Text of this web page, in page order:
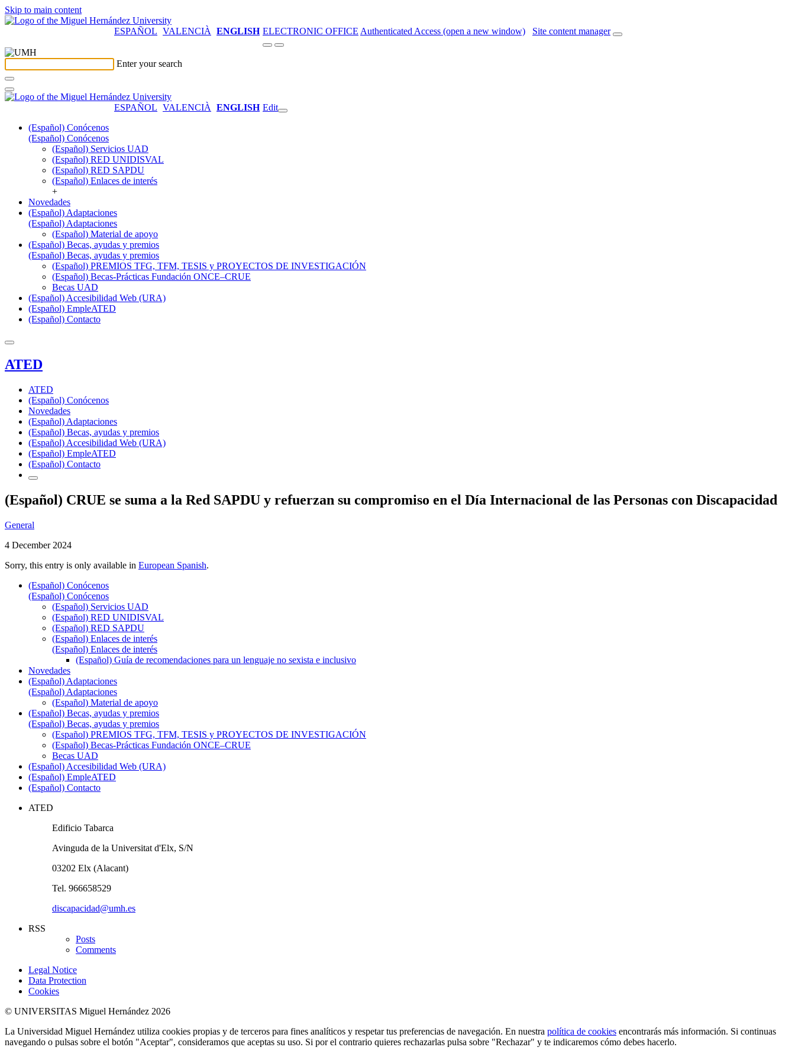
Skip to main content
ESPAÑOL VALENCIÀ ENGLISH ELECTRONIC OFFICE Authenticated Access (open a new window) Site content manager
Enter your search
ESPAÑOL VALENCIÀ ENGLISH Edit
(Español) Conócenos
(Español) Conócenos
(Español) Servicios UAD
(Español) RED UNIDISVAL
(Español) RED SAPDU
(Español) Enlaces de interés
+
Novedades
(Español) Adaptaciones
(Español) Adaptaciones
(Español) Material de apoyo
(Español) Becas, ayudas y premios
(Español) Becas, ayudas y premios
(Español) PREMIOS TFG, TFM, TESIS y PROYECTOS DE INVESTIGACIÓN
(Español) Becas-Prácticas Fundación ONCE–CRUE
Becas UAD
(Español) Accesibilidad Web (URA)
(Español) EmpleATED
(Español) Contacto
ATED
ATED
(Español) Conócenos
Novedades
(Español) Adaptaciones
(Español) Becas, ayudas y premios
(Español) Accesibilidad Web (URA)
(Español) EmpleATED
(Español) Contacto
(Español) CRUE se suma a la Red SAPDU y refuerzan su compromiso en el Día Internacional de las Personas con Discapacidad
General
4 December 2024
Sorry, this entry is only available in European Spanish.
(Español) Conócenos
(Español) Conócenos
(Español) Servicios UAD
(Español) RED UNIDISVAL
(Español) RED SAPDU
(Español) Enlaces de interés
(Español) Enlaces de interés
(Español) Guía de recomendaciones para un lenguaje no sexista e inclusivo
Novedades
(Español) Adaptaciones
(Español) Adaptaciones
(Español) Material de apoyo
(Español) Becas, ayudas y premios
(Español) Becas, ayudas y premios
(Español) PREMIOS TFG, TFM, TESIS y PROYECTOS DE INVESTIGACIÓN
(Español) Becas-Prácticas Fundación ONCE–CRUE
Becas UAD
(Español) Accesibilidad Web (URA)
(Español) EmpleATED
(Español) Contacto
ATED
Edificio Tabarca
Avinguda de la Universitat d'Elx, S/N
03202 Elx (Alacant)
Tel. 966658529
discapacidad@umh.es
RSS
Posts
Comments
Legal Notice
Data Protection
Cookies
© UNIVERSITAS Miguel Hernández 2026
La Universidad Miguel Hernández utiliza cookies propias y de terceros para fines analíticos y respetar tus preferencias de navegación. En nuestra política de cookies encontrarás más información. Si continuas
navegando o pulsas sobre el botón "Aceptar", consideramos que aceptas su uso. Si por el contrario quieres rechazarlas pulsa sobre "Rechazar" y te indicaremos cómo debes hacerlo.